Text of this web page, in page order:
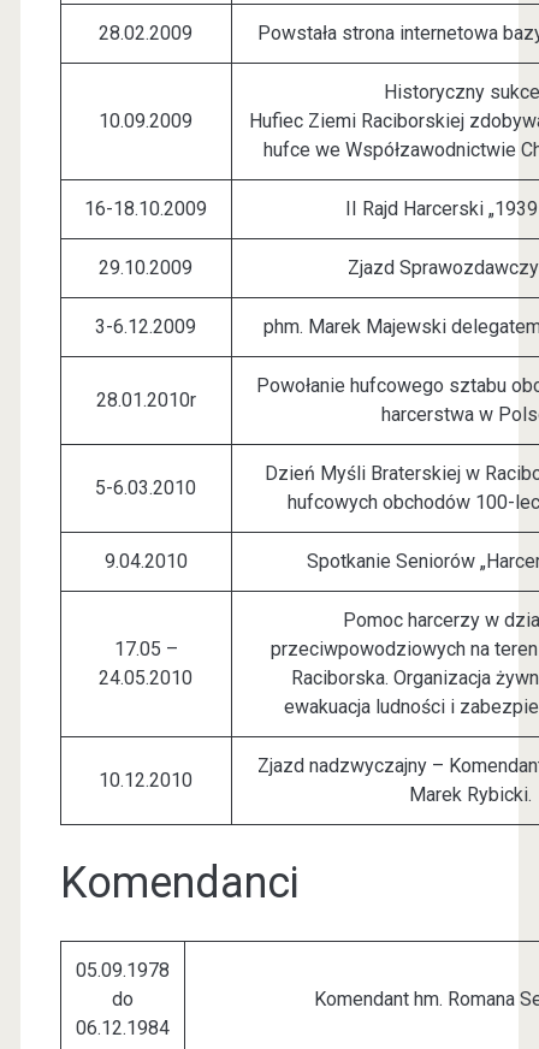
28.02.2009 Powstała strona internetowa
10.09.2009
Historyczny
Hufiec Ziemi Raciborskiej
hufce we Współzawodnictwie
16-18.10.2009 II Rajd Harcerski
29.10.2009 Zjazd
3-6.12.2009 phm. Marek Majewski
28.01.2010r
Powołanie hufcowego sztabu
harcerstwa w
5-6.03.2010
Dzień Myśli Braterskiej w
hufcowych obchodów 100-
9.04.2010 Spotkanie Seniorów
17.05 –
24.05.2010
Pomoc harcerzy w
przeciwpowodziowych na
Raciborska. Organizacja
ewakuacja ludności i
10.12.2010
Zjazd nadzwyczajny –
Marek Rybicki.
Komendanci
05.09.1978
do
06.12.1984
Komendant hm. Romana